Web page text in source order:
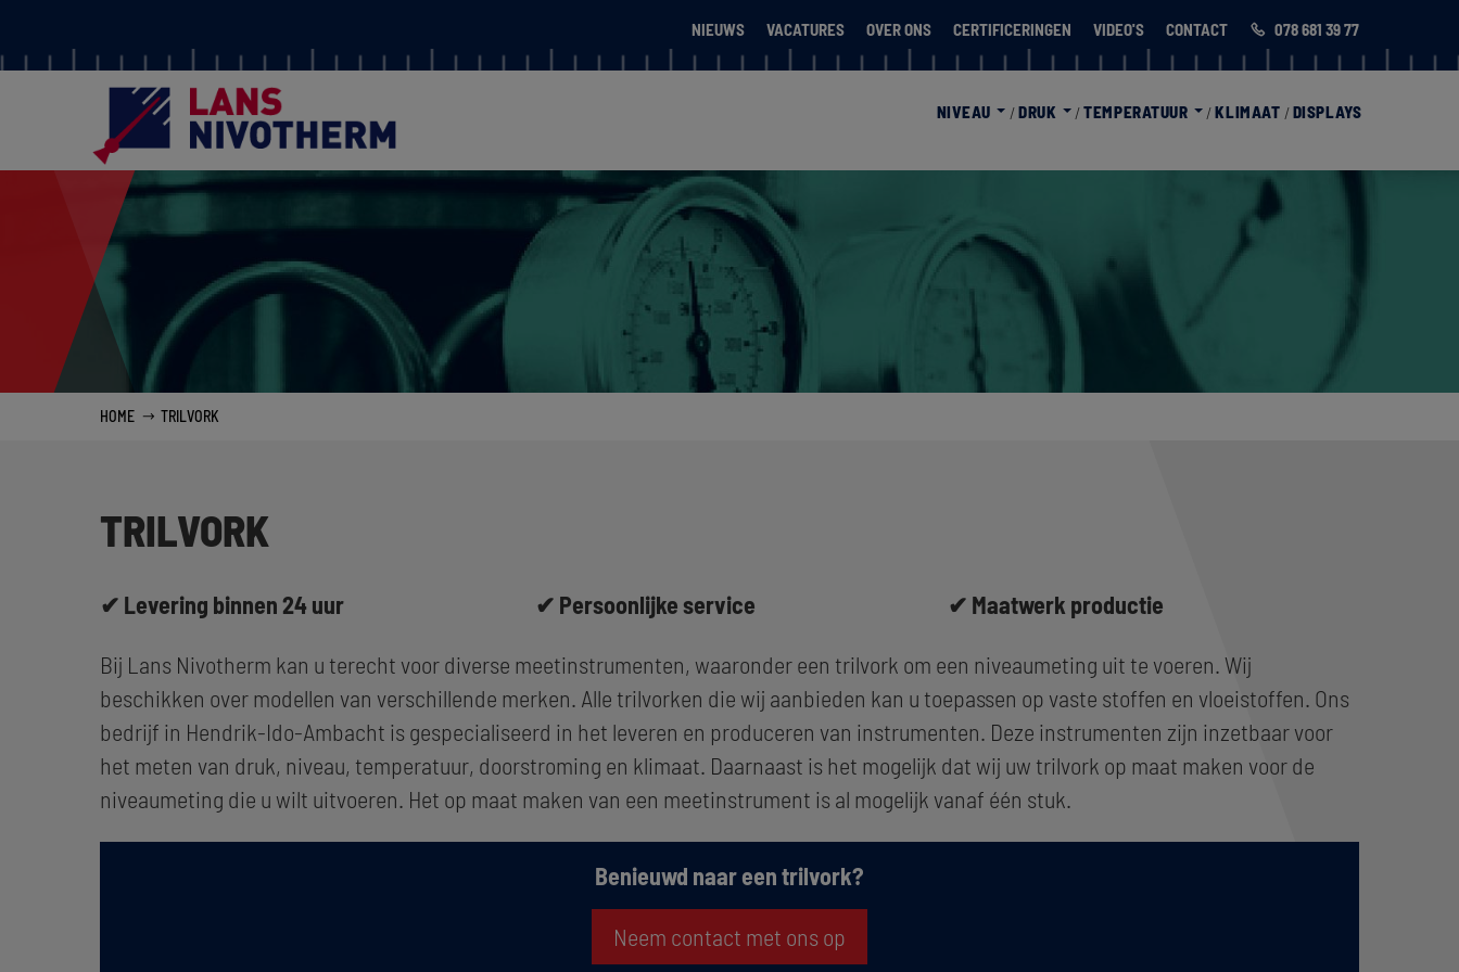
NIEUWS VACATURES OVER ONS CERTIFICERINGEN VIDEO'S CONTACT 078 681 39 77
NIVEAU DRUK TEMPERATUUR KLIMAAT DISPLAYS
HOME TRILVORK
TRILVORK
✔ Levering binnen 24 uur ✔ Persoonlijke service ✔ Maatwerk productie
Bij Lans Nivotherm kan u terecht voor diverse meetinstrumenten, waaronder een trilvork om een niveaumeting uit te voeren. Wij
beschikken over modellen van verschillende merken. Alle trilvorken die wij aanbieden kan u toepassen op vaste stoffen en vloeistoffen. Ons
bedrijf in Hendrik-Ido-Ambacht is gespecialiseerd in het leveren en produceren van instrumenten. Deze instrumenten zijn inzetbaar voor
het meten van druk, niveau, temperatuur, doorstroming en klimaat. Daarnaast is het mogelijk dat wij uw trilvork op maat maken voor de
niveaumeting die u wilt uitvoeren. Het op maat maken van een meetinstrument is al mogelijk vanaf één stuk.
Benieuwd naar een trilvork?
Neem contact met ons op